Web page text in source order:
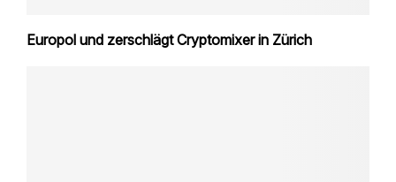
Europol und zerschlägt Cryptomixer in Zürich